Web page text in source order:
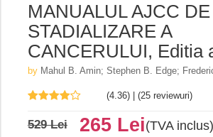
MANUALUL AJCC DE
STADIALIZARE A
CANCERULUI, Editia
by Mahul B. Amin; Stephen B. Edge;
(4.36) | (25 reviewuri)
529 Lei 265 Lei(TVA inclus)